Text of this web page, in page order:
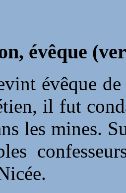
évêque
évêque
il fut
les mines.